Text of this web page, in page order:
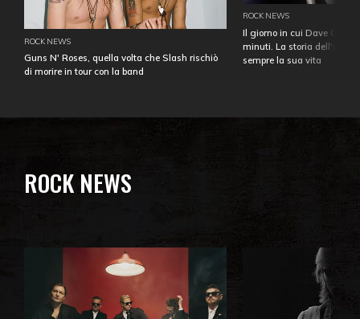
ROCK NEWS
Guns N' Roses, quella volta che Slash rischiò
di morire in tour con la band
ROCK NEWS
Il giorno in cui Dave
minuti. La storia
sempre la sua vita
ROCK NEWS